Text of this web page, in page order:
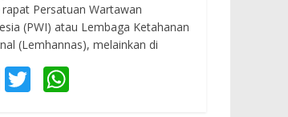
Persatuan Wartawan
(PWI) atau Lembaga Ketahanan
(Lemhannas), melainkan di
F T